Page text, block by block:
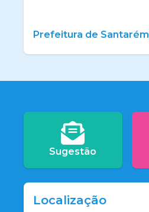
Prefeitura de Santarém
Sugestão
Localização